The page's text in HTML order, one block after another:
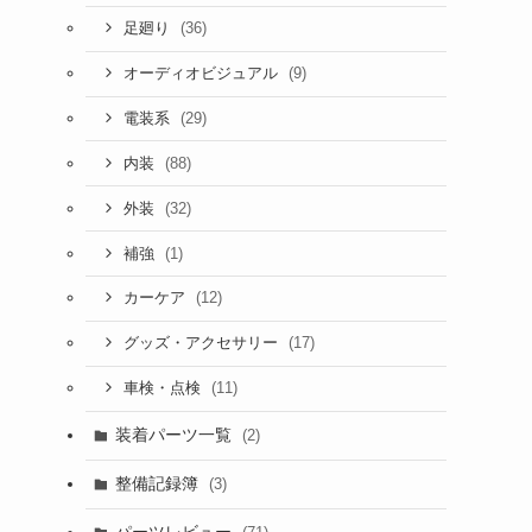
足廻り (36)
オーディオビジュアル (9)
電装系 (29)
内装 (88)
外装 (32)
補強 (1)
カーケア (12)
グッズ・アクセサリー (17)
車検・点検 (11)
装着パーツ一覧 (2)
整備記録簿 (3)